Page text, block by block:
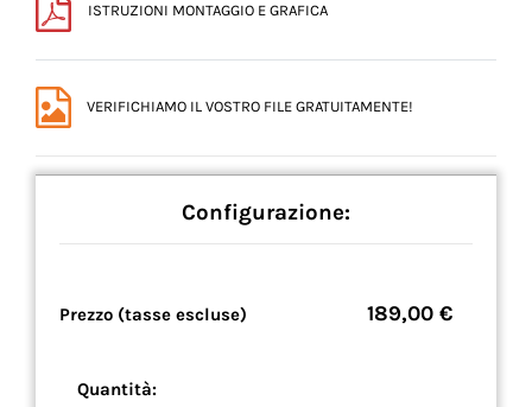
ISTRUZIONI MONTAGGIO E GRAFICA
VERIFICHIAMO IL VOSTRO FILE GRATUITAMENTE!
Configurazione:
Prezzo (tasse escluse) 189,00 €
Quantità: